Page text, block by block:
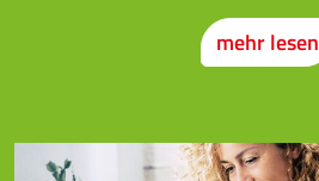
mehr lesen